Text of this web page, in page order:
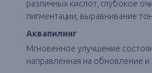
различных кислот, глубокое
пигментации, выравнивание
Аквапилинг
Мгновенное улучшение
направленная на обновление